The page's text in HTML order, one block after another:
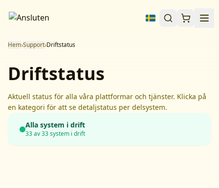
Hem›Support›Driftstatus
Driftstatus
Aktuell status för alla våra plattformar och tjänster. Klicka på
en kategori för att se detaljstatus per delsystem.
Alla system i drift
33av33system i drift